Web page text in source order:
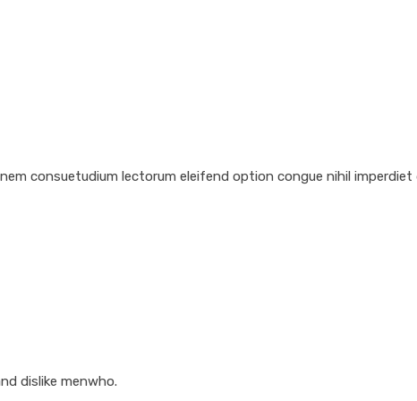
consuetudium lectorum eleifend option congue nihil imperdiet
dislike menwho.